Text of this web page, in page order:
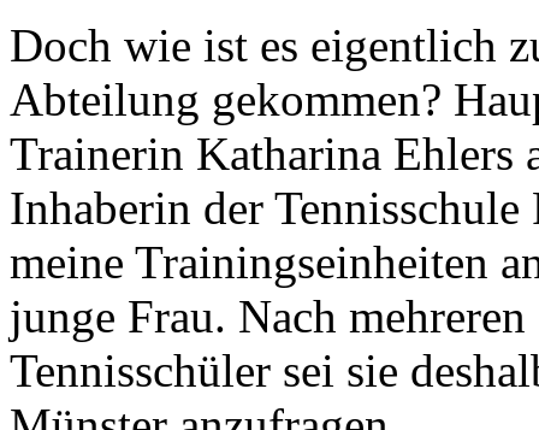
Doch wie ist es eigentlich
Abteilung gekommen?
Trainerin Katharina Ehlers
Inhaberin der
meine Trainingseinheiten
junge Frau. Nach
Tennisschüler sei sie